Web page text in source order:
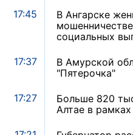
17:45
В Ангарске
социальных
17:37
В Амурской
"Пятерочка"
17:27
Больше 820
Алтае в